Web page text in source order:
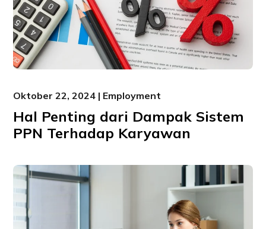
Oktober 22, 2024 | Employment
Hal Penting dari Dampak Sistem
PPN Terhadap Karyawan